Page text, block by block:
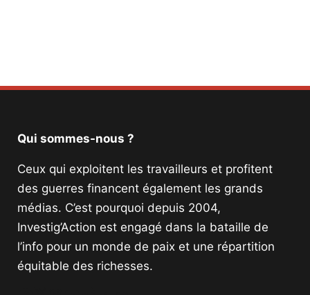
Qui sommes-nous ?
Ceux qui exploitent les travailleurs et profitent
des guerres financent également les grands
médias. C’est pourquoi depuis 2004,
Investig’Action est engagé dans la bataille de
l’info pour un monde de paix et une répartition
équitable des richesses.